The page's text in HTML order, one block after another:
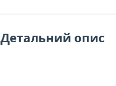
Детальний опис